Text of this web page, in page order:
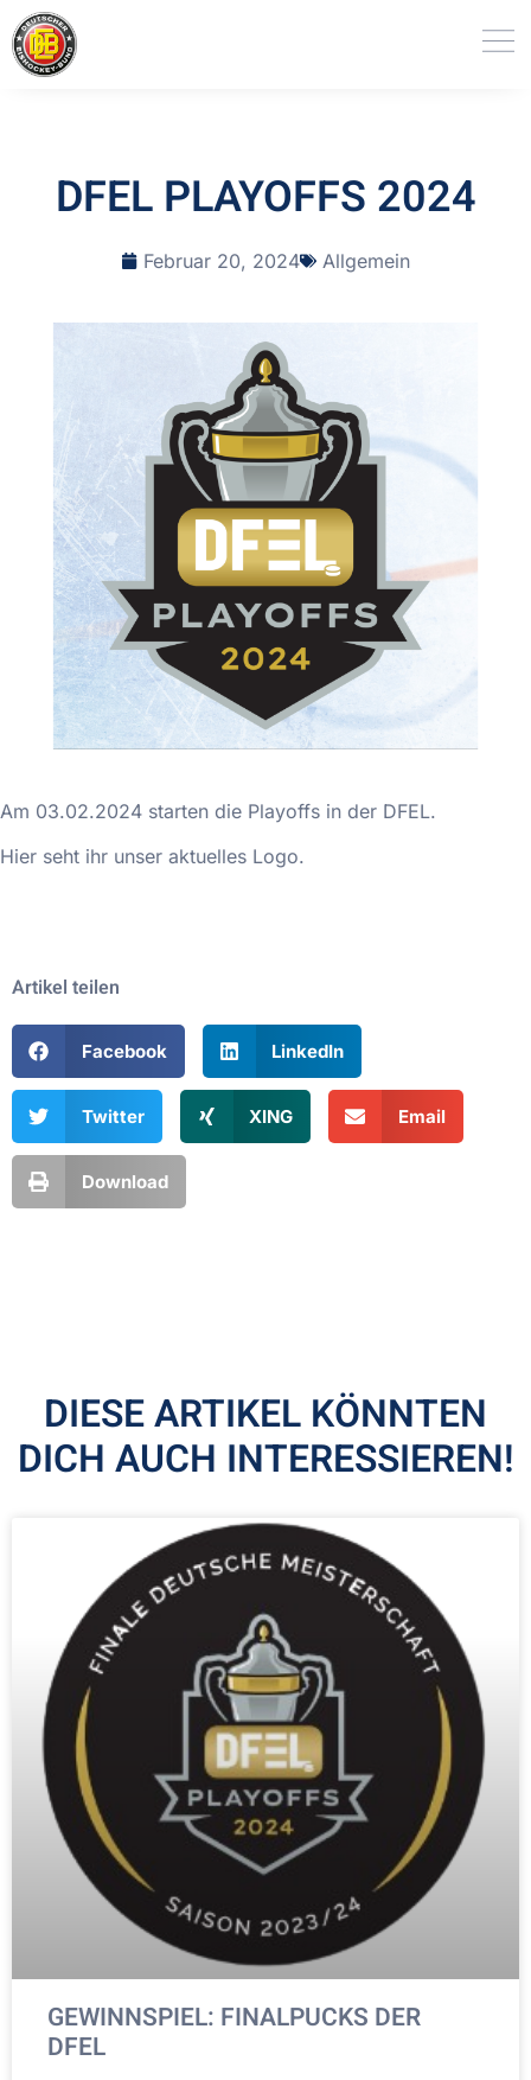
DFEL PLAYOFFS 2024
Februar 20, 2024 Allgemein
Am 03.02.2024 starten die Playoffs in der DFEL.
Hier seht ihr unser aktuelles Logo.
Artikel teilen
Facebook LinkedIn
Twitter XING Email
Download
DIESE ARTIKEL KÖNNTEN
DICH AUCH INTERESSIEREN!
GEWINNSPIEL: FINALPUCKS DER
DFEL